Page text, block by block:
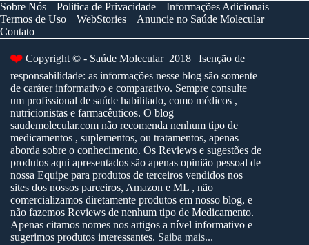
Sobre Nós Politica de Privacidade
Informações Adicionais
Termos de Uso
WebStories
Anuncie no Saúde Molecular
Contato
❤️ Copyright © - Saúde Molecular 2018 | Isenção de
responsabilidade: as informações nesse blog são somente
de caráter informativo e comparativo. Sempre consulte
um profissional de saúde habilitado, como médicos ,
nutricionistas e farmacêuticos. O blog
saudemolecular.com não recomenda nenhum tipo de
medicamentos , suplementos, ou tratamentos, apenas
aborda sobre o conhecimento. Os Reviews e sugestões de
produtos aqui apresentados são apenas opinião pessoal de
nossa Equipe para produtos de terceiros vendidos nos
sites dos nossos parceiros, Amazon e ML , não
comercializamos diretamente produtos em nosso blog, e
não fazemos Reviews de nenhum tipo de Medicamento.
Apenas citamos nomes nos artigos a nível informativo e
sugerimos produtos interessantes. Saiba mais...